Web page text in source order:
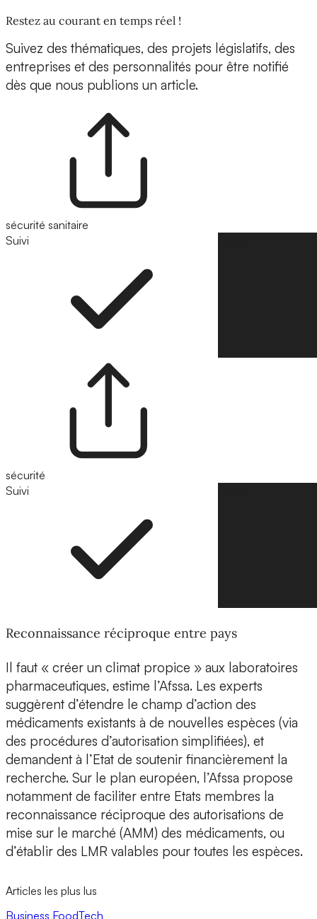
Restez au courant en temps réel !
Suivez des thématiques, des projets législatifs, des
entreprises et des personnalités pour être notifié
dès que nous publions un article.
sécurité sanitaire
Suivi
sécurité
Suivi
Reconnaissance réciproque entre pays
Il faut « créer un climat propice » aux laboratoires
pharmaceutiques, estime l’Afssa. Les experts
suggèrent d’étendre le champ d’action des
médicaments existants à de nouvelles espèces (via
des procédures d’autorisation simplifiées), et
demandent à l’Etat de soutenir financièrement la
recherche. Sur le plan européen, l’Afssa propose
notamment de faciliter entre Etats membres la
reconnaissance réciproque des autorisations de
mise sur le marché (AMM) des médicaments, ou
d’établir des LMR valables pour toutes les espèces.
Articles les plus lus
Business FoodTech